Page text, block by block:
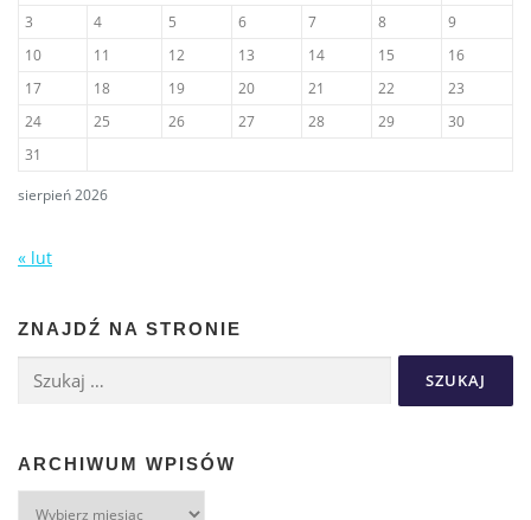
sierpień 2026
3
4 5 6 7 8
9
10
11 12 13 14 15
16
17
18 19 20 21 22
23
24
25 26 27 28 29
30
31
« lut
ZNAJDŹ NA STRONIE
ARCHIWUM WPISÓW